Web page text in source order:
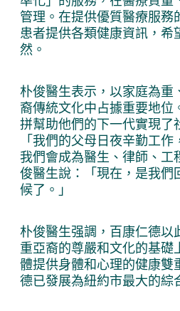
管理。在提供優質醫療服務
患者提供各類健康資訊，希
然。
朴俊醫生表示，以家庭為重
裔傳統文化中占據重要地位
拼幫助他們的下一代實現了
「我們的父母日夜辛勤工
我們會成為醫生、律師、工
俊醫生說：「現在，是我們
候了。」
朴俊醫生强調，百康仁德以
重亞裔的尊嚴和文化的基礎
體提供身體和心理的健康雙
德已發展為紐約市最大的綜